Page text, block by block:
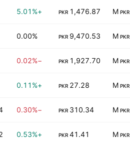
PKR
1,476.87
PKR
+5.01%
PKR
9,470.53
PKR
0.00%
PKR
1,927.70
PKR
−0.02%
PKR
27.28
PKR
+0.11%
PKR
310.34
PKR
−0.30%
PKR
41.41
PKR
+0.53%